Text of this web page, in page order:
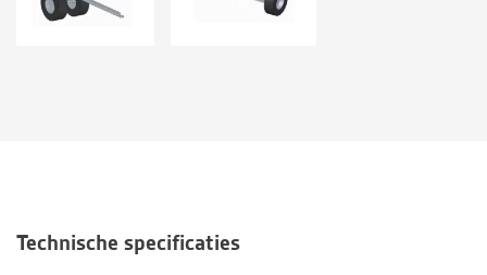
Technische specificaties